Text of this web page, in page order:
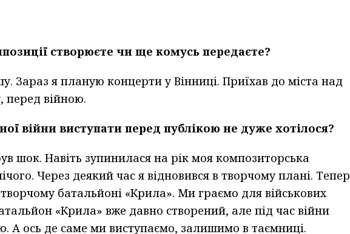
створюєте чи ще комусь передаєте?
Зараз я планую концерти у Вінниці. Приїхав до міста над
війною.
війни виступати перед публікою не дуже хотілося?
шок. Навіть зупинилася на рік моя композиторська
Через деякий час я відновився в творчому плані. Тепер
батальйоні «Крила». Ми граємо для військових
«Крила» вже давно створений, але під час війни
А ось де саме ми виступаємо, залишимо в таємниці.